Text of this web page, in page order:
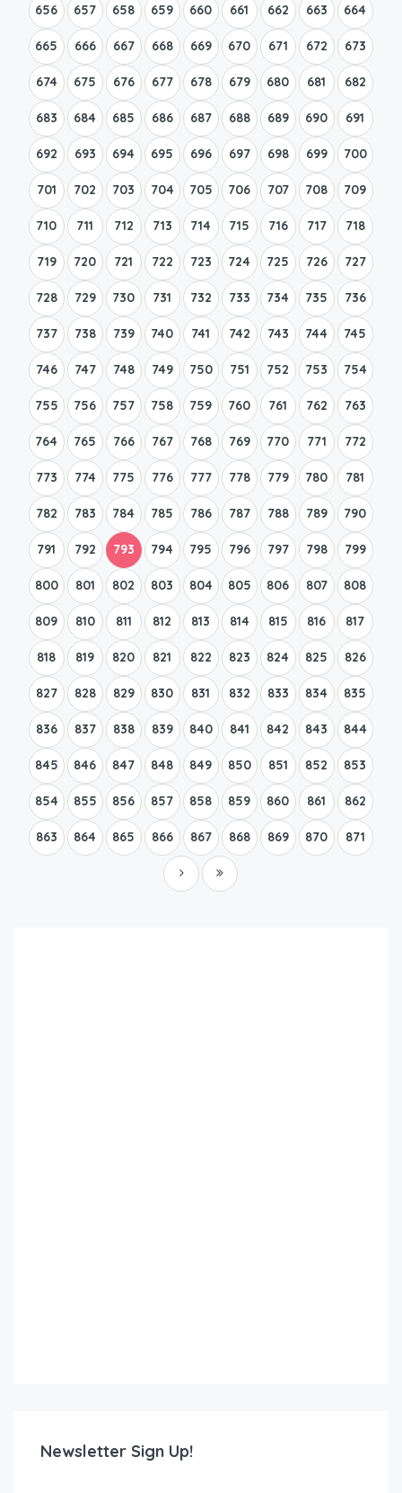
656 657 658 659 660 661 662 663 664
665 666 667 668 669 670 671 672 673
674 675 676 677 678 679 680 681 682
683 684 685 686 687 688 689 690 691
692 693 694 695 696 697 698 699 700
701 702 703 704 705 706 707 708 709
710 711 712 713 714 715 716 717 718
719 720 721 722 723 724 725 726 727
728 729 730 731 732 733 734 735 736
737 738 739 740 741 742 743 744 745
746 747 748 749 750 751 752 753 754
755 756 757 758 759 760 761 762 763
764 765 766 767 768 769 770 771 772
773 774 775 776 777 778 779 780 781
782 783 784 785 786 787 788 789 790
791 792 793 794 795 796 797 798 799
800 801 802 803 804 805 806 807 808
809 810 811 812 813 814 815 816 817
818 819 820 821 822 823 824 825 826
827 828 829 830 831 832 833 834 835
836 837 838 839 840 841 842 843 844
845 846 847 848 849 850 851 852 853
854 855 856 857 858 859 860 861 862
863 864 865 866 867 868 869 870 871
Newsletter Sign Up!